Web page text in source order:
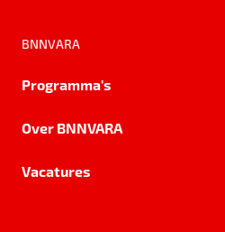
BNNVARA
Programma's
Over BNNVARA
Vacatures